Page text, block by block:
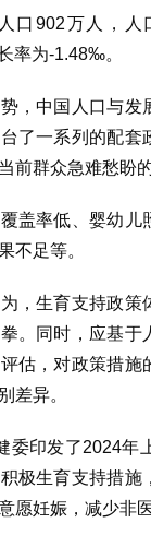
口902万人，
率为-1.48‰。
，中国人口与发
了一系列的配
群众急难愁盼的
盖率低、婴幼儿
不足等。
，生育支持政
。同时，应基
估，对政策措
差异。
委印发了2024年
极生育支持措
愿妊娠，减少非